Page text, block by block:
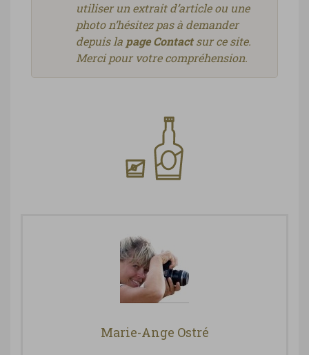
utiliser un extrait d’article ou une
photo n’hésitez pas à demander
depuis la page Contactsur ce site.
Merci pour votre compréhension.
Marie-Ange Ostré